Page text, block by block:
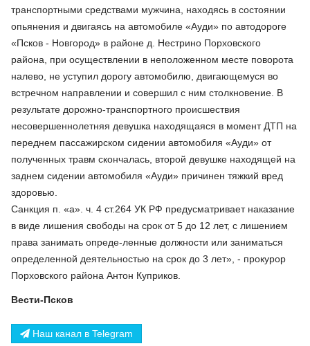
транспортными средствами мужчина, находясь в состоянии
опьянения и двигаясь на автомобиле «Ауди» по автодороге
«Псков - Новгород» в районе д. Нестрино Порховского
района, при осуществлении в неположенном месте поворота
налево, не уступил дорогу автомобилю, двигающемуся во
встречном направлении и совершил с ним столкновение. В
результате дорожно-транспортного происшествия
несовершеннолетняя девушка находящаяся в момент ДТП на
переднем пассажирском сидении автомобиля «Ауди» от
полученных травм скончалась, второй девушке находящей на
заднем сидении автомобиля «Ауди» причинен тяжкий вред
здоровью.
Санкция п. «а». ч. 4 ст.264 УК РФ предусматривает наказание
в виде лишения свободы на срок от 5 до 12 лет, с лишением
права занимать опреде-ленные должности или заниматься
определенной деятельностью на срок до 3 лет», - прокурор
Порховского района Антон Куприков.
Вести-Псков
Наш канал в Telegram